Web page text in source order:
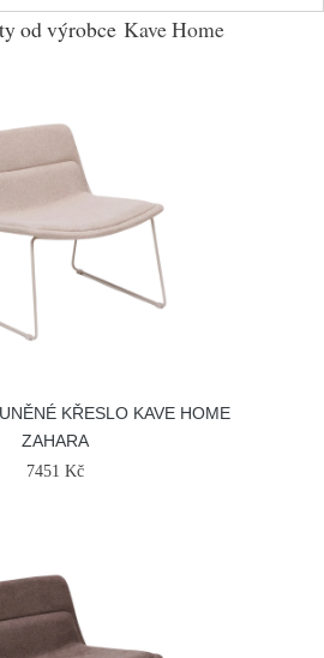
od výrobce Kave Home
KŘESLO KAVE HOME
ZAHARA
7451 Kč